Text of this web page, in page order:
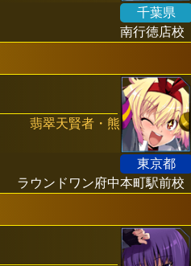
千葉県
南行徳店校
翡翠天賢者・熊
東京都
ラウンドワン府中本町駅前校